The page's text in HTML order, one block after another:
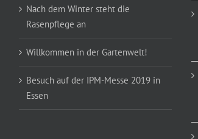
Nach dem Winter steht die
Rasenpflege an
Willkommen in der Gartenwelt!
Besuch auf der IPM-Messe 2019 in
Essen